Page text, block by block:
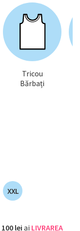
Tricou
Bărbați
XXL
100 lei ai LIVRAREA